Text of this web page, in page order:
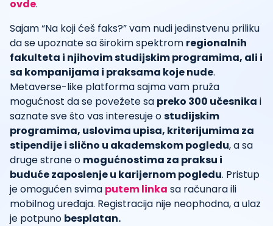
ovde.
Sajam “Na koji ćeš faks?” vam nudi jedinstvenu priliku
da se upoznate sa širokim spektrom regionalnih
fakulteta i njihovim studijskim programima, ali i
sa kompanijama i praksama koje nude.
Metaverse-like platforma sajma vam pruža
mogućnost da se povežete sa preko 300 učesnika i
saznate sve što vas interesuje ostudijskim
programima, uslovima upisa, kriterijumima za
stipendije i slično u akademskom pogledu, a sa
druge strane o mogućnostima za praksu i
buduće zaposlenje u karijernom pogledu. Pristup
je omogućen svima putem linka sa računara ili
mobilnog uređaja. Registracija nije neophodna, a ulaz
je potpuno besplatan.